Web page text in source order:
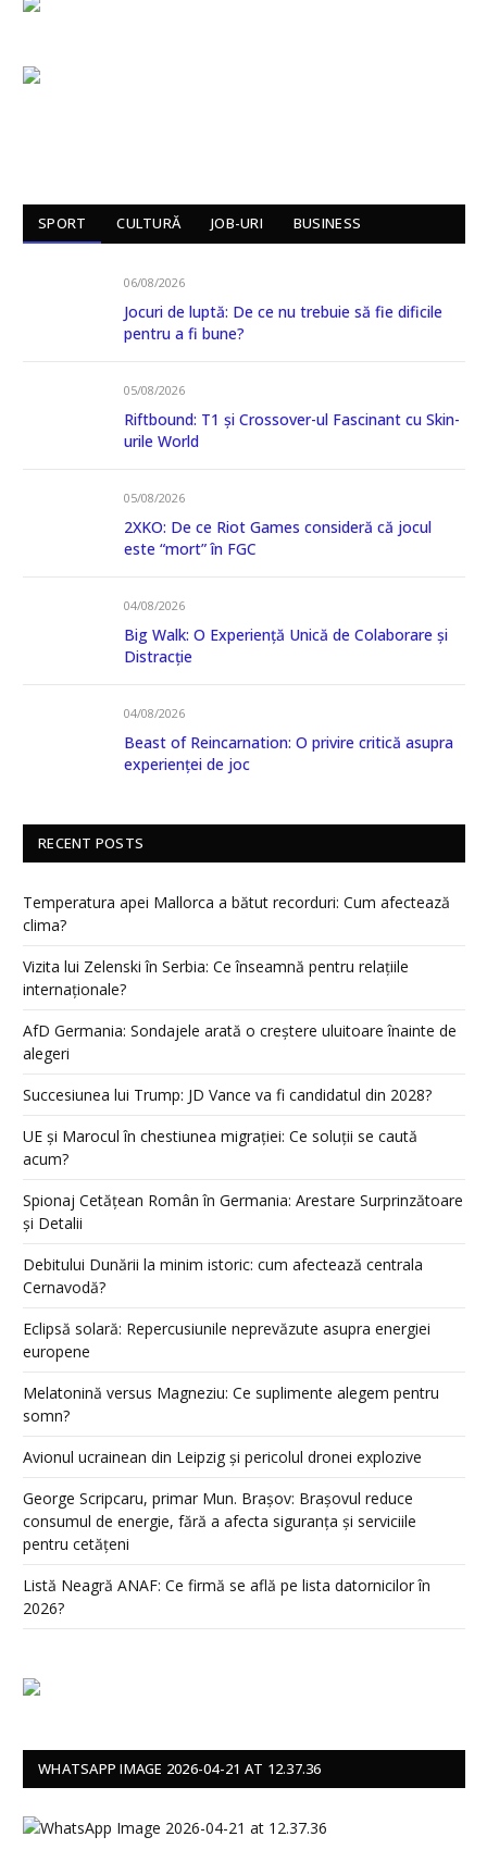
SPORT CULTURĂ JOB-URI BUSINESS
06/08/2026
Jocuri de luptă: De ce nu trebuie să fie dificile
pentru a fi bune?
05/08/2026
Riftbound: T1 și Crossover-ul Fascinant cu Skin-
urile World
05/08/2026
2XKO: De ce Riot Games consideră că jocul
este “mort” în FGC
04/08/2026
Big Walk: O Experiență Unică de Colaborare și
Distracție
04/08/2026
Beast of Reincarnation: O privire critică asupra
experienței de joc
RECENT POSTS
Temperatura apei Mallorca a bătut recorduri: Cum afectează
clima?
Vizita lui Zelenski în Serbia: Ce înseamnă pentru relațiile
internaționale?
AfD Germania: Sondajele arată o creștere uluitoare înainte de
alegeri
Succesiunea lui Trump: JD Vance va fi candidatul din 2028?
UE și Marocul în chestiunea migrației: Ce soluții se caută
acum?
Spionaj Cetățean Român în Germania: Arestare Surprinzătoare
și Detalii
Debitului Dunării la minim istoric: cum afectează centrala
Cernavodă?
Eclipsă solară: Repercusiunile neprevăzute asupra energiei
europene
Melatonină versus Magneziu: Ce suplimente alegem pentru
somn?
Avionul ucrainean din Leipzig și pericolul dronei explozive
George Scripcaru, primar Mun. Brașov: Brașovul reduce
consumul de energie, fără a afecta siguranța și serviciile
pentru cetățeni
Listă Neagră ANAF: Ce firmă se află pe lista datornicilor în
2026?
WHATSAPP IMAGE 2026-04-21 AT 12.37.36